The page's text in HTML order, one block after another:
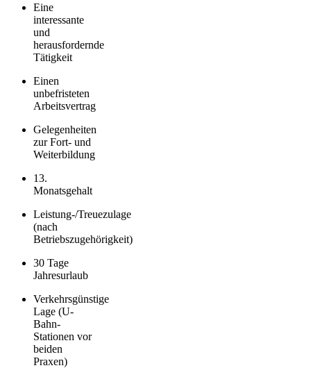
Eine
interessante
und
herausfordernde
Tätigkeit
Einen
unbefristeten
Arbeitsvertrag
Gelegenheiten
zur Fort- und
Weiterbildung
13.
Monatsgehalt
Leistung-/Treuezulage
(nach
Betriebszugehörigkeit)
30 Tage
Jahresurlaub
Verkehrsgünstige
Lage (U-
Bahn-
Stationen vor
beiden
Praxen)